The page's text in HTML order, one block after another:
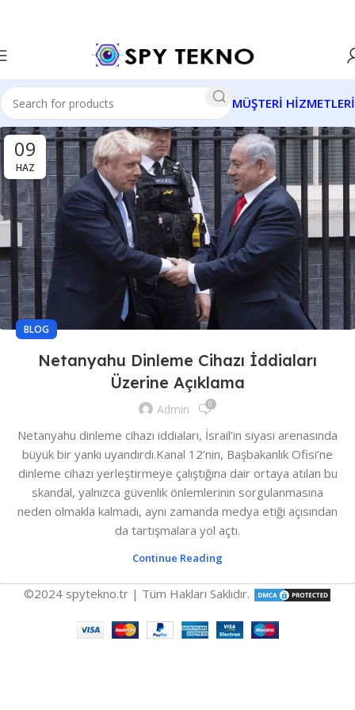
MÜŞTERİ HİZMETLERİ
09
HAZ
BLOG
Netanyahu Dinleme Cihazı İddiaları
Üzerine Açıklama
Admin 0
Netanyahu dinleme cihazı iddiaları, İsrail’in siyasi arenasında
büyük bir yankı uyandırdı.Kanal 12’nin, Başbakanlık Ofisi’ne
dinleme cihazı yerleştirmeye çalıştığına dair ortaya atılan bu
skandal, yalnızca güvenlik önlemlerinin sorgulanmasına
neden olmakla kalmadı, aynı zamanda medya etiği açısından
da tartışmalara yol açtı.
Continue Reading
©2024 spytekno.tr | Tüm Hakları Saklıdır.